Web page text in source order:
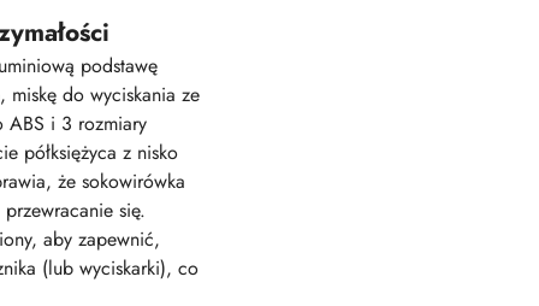
podstawę
miskę do wyciskania ze
ABS i 3 rozmiary
półksiężyca z nisko
że sokowirówka
się.
aby zapewnić,
(lub wyciskarki), co